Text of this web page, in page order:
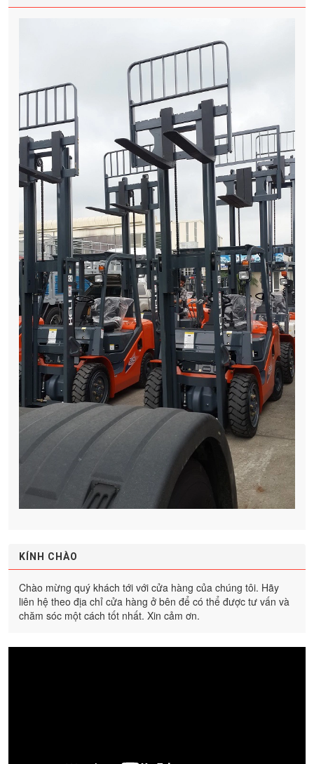
KÍNH CHÀO
Chào mừng quý khách tới với cửa hàng của chúng tôi. Hãy
liên hệ theo địa chỉ cửa hàng ở bên để có thể được tư vấn và
chăm sóc một cách tốt nhất. Xin cảm ơn.